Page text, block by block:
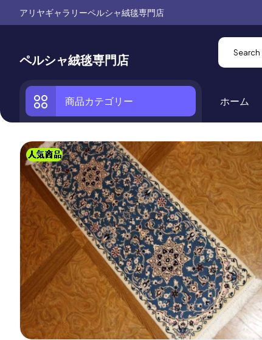
アリヤギャラリーペルシャ絨毯専門店
ペルシャ絨毯専門店
商品カテゴリー ホーム